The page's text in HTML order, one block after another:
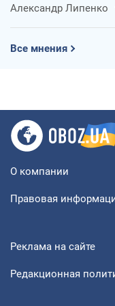
Александр Липенко
Все мнения
О компании
Правовая
Реклама на сайте
Редакционная